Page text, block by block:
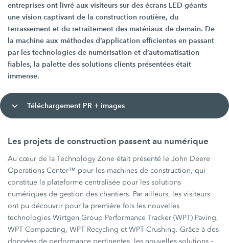
entreprises ont livré aux visiteurs sur des écrans LED géants
une vision captivant de la construction routière, du
terrassement et du retraitement des matériaux de demain. De
la machine aux méthodes d’application efficientes en passant
par les technologies de numérisation et d’automatisation
fiables, la palette des solutions clients présentées était
immense.
Téléchargement PR + images
Les projets de construction passent au numérique
Au cœur de la Technology Zone était présenté le John Deere
Operations Center™ pour les machines de construction, qui
constitue la plateforme centralisée pour les solutions
numériques de gestion des chantiers. Par ailleurs, les visiteurs
ont pu découvrir pour la première fois les nouvelles
technologies Wirtgen Group Performance Tracker (WPT) Paving,
WPT Compacting, WPT Recycling et WPT Crushing. Grâce à des
données de performance pertinentes, les nouvelles solutions –